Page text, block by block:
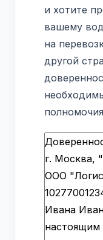
и хотите
вашему
на
другой